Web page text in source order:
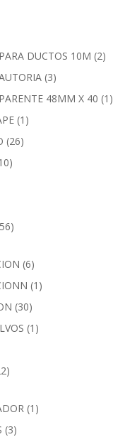
DUCTOS 10M (2)
(3)
48MM X 40 (1)
(1)
(26)
(6)
(1)
(30)
(1)
(1)
(3)